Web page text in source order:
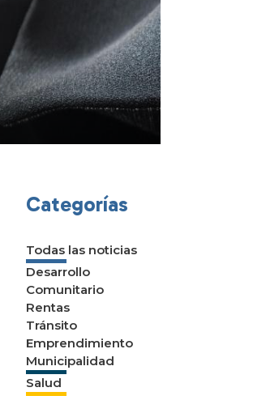
Categorías
Todas las noticias
Desarrollo
Comunitario
Rentas
Tránsito
Emprendimiento
Municipalidad
Salud